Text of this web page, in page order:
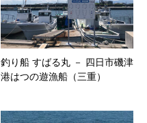
釣り船 すばる丸 － 四日市磯津
港はつの遊漁船（三重）